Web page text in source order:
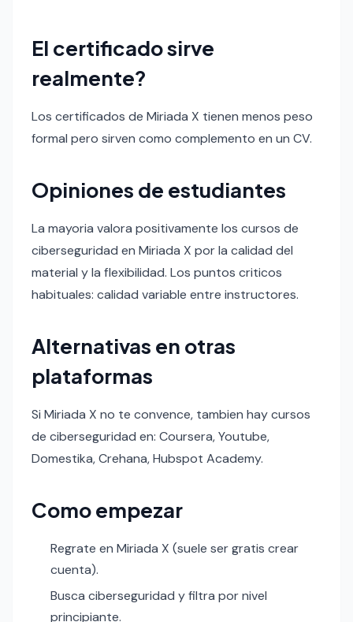
El certificado sirve
realmente?
Los certificados de Miriada X tienen menos peso
formal pero sirven como complemento en un CV.
Opiniones de estudiantes
La mayoria valora positivamente los cursos de
ciberseguridad en Miriada X por la calidad del
material y la flexibilidad. Los puntos criticos
habituales: calidad variable entre instructores.
Alternativas en otras
plataformas
Si Miriada X no te convence, tambien hay cursos
de ciberseguridad en: Coursera, Youtube,
Domestika, Crehana, Hubspot Academy.
Como empezar
Regrate en Miriada X (suele ser gratis crear
cuenta).
Busca ciberseguridad y filtra por nivel
principiante.